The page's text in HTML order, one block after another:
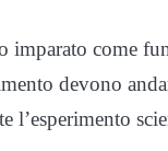
imparato come
devono
l’esperimento